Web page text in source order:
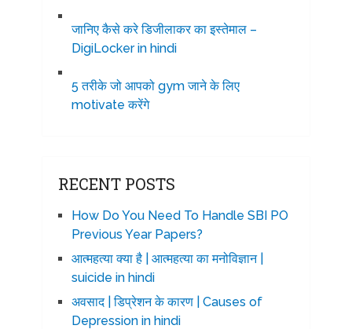
जानिए कैसे करे डिजीलाकर का इस्तेमाल –
DigiLocker in hindi
5 तरीके जो आपको gym जाने के लिए
motivate करेंगे
RECENT POSTS
How Do You Need To Handle SBI PO
Previous Year Papers?
आत्महत्या क्या है | आत्महत्या का मनोविज्ञान |
suicide in hindi
अवसाद | डिप्रेशन के कारण | Causes of
Depression in hindi